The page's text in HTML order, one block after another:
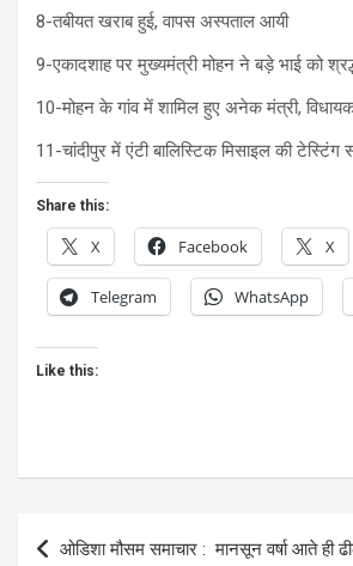
8-तबीयत खराब हुई, वापस अस्पताल आयी
9-एकादशाह पर मुख्यमंत्री मोहन ने बड़े भाई को
10-मोहन के गांव में शामिल हुए अनेक मंत्री,
11-चांदीपुर में एंटी बालिस्टिक मिसाइल की
Share this:
X Facebook X
Telegram WhatsApp
Like this:
Post
ओडिशा मौसम समाचार : मानसून वर्षा आते ही